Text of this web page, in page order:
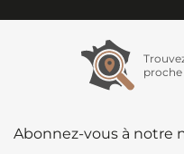
proche
Abonnez-vous à notre